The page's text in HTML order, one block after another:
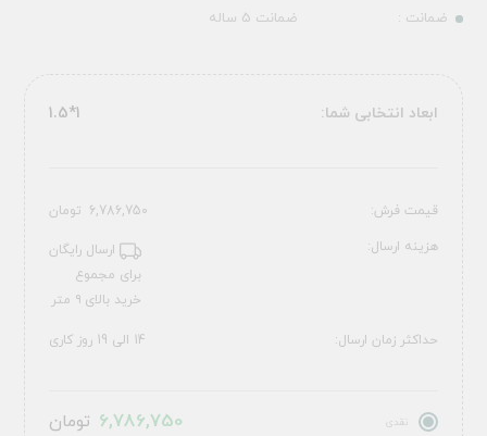
ضمانت :
ضمانت 5 ساله
ابعاد انتخابی شما: 1*1.5
قیمت فرش: 6,786,750 تومان
هزینه ارسال:
ارسال رایگان
برای مجموع
خرید بالای ۹ متر
حداکثر زمان ارسال: 14 الی 19 روز کاری
نقدی 6,786,750 تومان